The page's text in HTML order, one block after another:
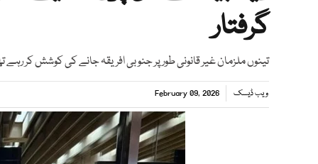
گرفتار
تینوں ملزمان غیر قانونی طور پر جنوبی افریقہ جانے کی کوشش کر رہے
ویب ڈیسک February 09, 2026